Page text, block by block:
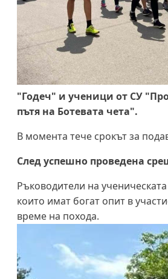
"Годеч" и ученици от СУ
пътя на Ботевата чета".
В момента тече срокът за
След успешно проведена
Ръководители на
които имат богат опит в
време на похода.